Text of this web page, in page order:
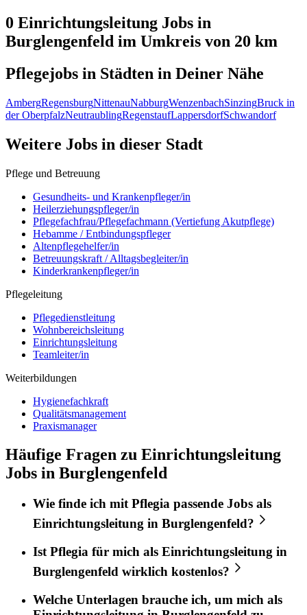
0 Einrichtungsleitung Jobs in
Burglengenfeld im Umkreis von 20 km
Pflegejobs in Städten in Deiner Nähe
AmbergRegensburgNittenauNabburgWenzenbachSinzingBruck in
der OberpfalzNeutraublingRegenstaufLappersdorfSchwandorf
Weitere Jobs in dieser Stadt
Pflege und Betreuung
Gesundheits- und Krankenpfleger/in
Heilerziehungspfleger/in
Pflegefachfrau/Pflegefachmann (Vertiefung Akutpflege)
Hebamme / Entbindungspfleger
Altenpflegehelfer/in
Betreuungskraft / Alltagsbegleiter/in
Kinderkrankenpfleger/in
Pflegeleitung
Pflegedienstleitung
Wohnbereichsleitung
Einrichtungsleitung
Teamleiter/in
Weiterbildungen
Hygienefachkraft
Qualitätsmanagement
Praxismanager
Häufige Fragen zu Einrichtungsleitung
Jobs in Burglengenfeld
Wie finde ich mitPflegia passende Jobs als
Einrichtungsleitung in Burglengenfeld?
Ist Pflegia für mich als Einrichtungsleitung in
Burglengenfeld wirklich kostenlos?
Welche Unterlagen brauche ich, um mich als